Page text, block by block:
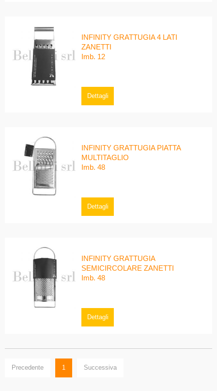
INFINITY GRATTUGIA 4 LATI
ZANETTI
Imb. 12
Dettagli
INFINITY GRATTUGIA PIATTA
MULTITAGLIO
Imb. 48
Dettagli
INFINITY GRATTUGIA
SEMICIRCOLARE ZANETTI
Imb. 48
Dettagli
Precedente 1 Successiva